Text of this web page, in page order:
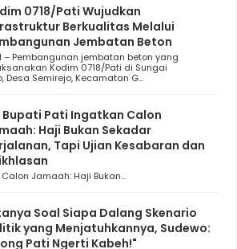
0718/Pati Wujudkan
Berkualitas Melalui
Jembatan Beton
– Pembangunan jembatan beton yang
Kodim 0718/Pati di Sungai
Desa Semirejo, Kecamatan G...
Bupati Pati Ingatkan Calon
Haji Bukan Sekadar
Tapi Ujian Kesabaran dan
Jamaah: Haji Bukan...
Soal Siapa Dalang Skenario
yang Menjatuhkannya, Sudewo:
Pati Ngerti Kabeh!"